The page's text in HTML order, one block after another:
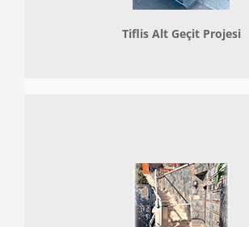
Tiflis Alt Geçit Projesi